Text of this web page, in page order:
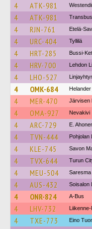
4 ATK-981
4 ATK-981 Transbus
4 RJN-761 Etelä-
4 URC-404 Tyllilä
4 HRT-285 Bussi-
4 HRV-700 Lehdon
4 LHO-527
4 OMK-684 Helander
4 MER-470 Järvisen
4 OMA-927 Nevakivi
4 ARC-729 E.
4 TVN-444 Pohjolan
4 KLE-745 Savon
4 TVX-644 Turun
4 MEU-504 Saresma
4 AUS-432 Soisalon
4 ONR-824 A-Bus
4 LHV-732
4 TXE-773 Eino